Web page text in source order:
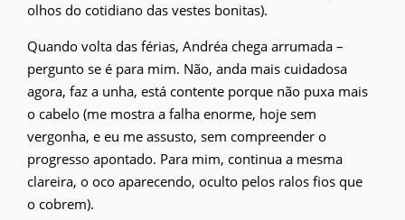
olhos do cotidiano das vestes bonitas).
Quando volta das férias, Andréa chega arrumada –
pergunto se é para mim. Não, anda mais cuidadosa
agora, faz a unha, está contente porque não puxa mais
o cabelo (me mostra a falha enorme, hoje sem
vergonha, e eu me assusto, sem compreender o
progresso apontado. Para mim, continua a mesma
clareira, o oco aparecendo, oculto pelos ralos fios que
o cobrem).